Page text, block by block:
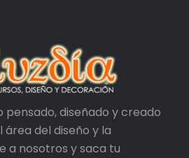
pensado, diseñado y creado
del diseño y la
a nosotros y saca tu